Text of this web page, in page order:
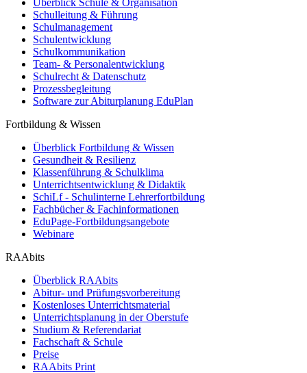
Schulleitung & Führung
Schulmanagement
Schulentwicklung
Schulkommunikation
Team- & Personalentwicklung
Schulrecht & Datenschutz
Prozessbegleitung
Software zur Abiturplanung EduPlan
Fortbildung & Wissen
Überblick Fortbildung & Wissen
Gesundheit & Resilienz
Klassenführung & Schulklima
Unterrichtsentwicklung & Didaktik
SchiLf - Schulinterne Lehrerfortbildung
Fachbücher & Fachinformationen
EduPage-Fortbildungsangebote
Webinare
RAAbits
Überblick RAAbits
Abitur- und Prüfungsvorbereitung
Kostenloses Unterrichtsmaterial
Unterrichtsplanung in der Oberstufe
Studium & Referendariat
Fachschaft & Schule
Preise
RAAbits Print